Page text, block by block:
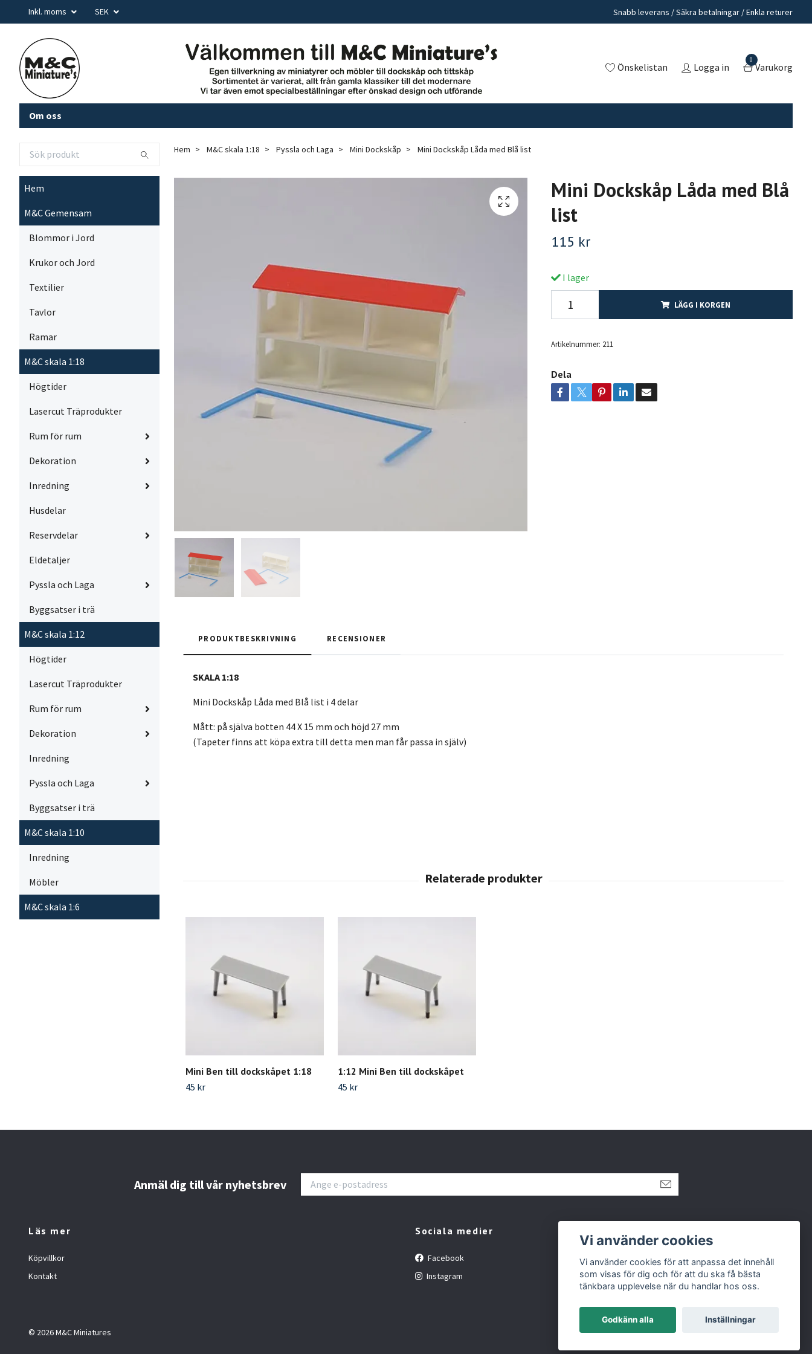
Inkl. moms SEK Snabb leverans / Säkra betalningar / Enkla returer
Önskelistan Logga in
0
Varukorg
Om oss
Hem
M&C Gemensam
Blommor i Jord
Krukor och Jord
Textilier
Tavlor
Ramar
M&C skala 1:18
Högtider
Lasercut Träprodukter
Rum för rum
Dekoration
Inredning
Husdelar
Reservdelar
Eldetaljer
Pyssla och Laga
Byggsatser i trä
M&C skala 1:12
Högtider
Lasercut Träprodukter
Rum för rum
Dekoration
Inredning
Pyssla och Laga
Byggsatser i trä
M&C skala 1:10
Inredning
Möbler
M&C skala 1:6
Hem M&C skala 1:18 Pyssla och Laga Mini Dockskåp Mini Dockskåp Låda med Blå list
Mini Dockskåp Låda med Blå
list
115 kr
I lager
LÄGG I KORGEN
Artikelnummer: 211
Dela
PRODUKTBESKRIVNING RECENSIONER
SKALA 1:18
Mini Dockskåp Låda med Blå list i 4 delar
Mått: på själva botten 44 X 15 mm och höjd 27 mm
(Tapeter finns att köpa extra till detta men man får passa in själv)
Mini Ben till dockskåpet 1:18
45 kr
1:12 Mini Ben till dockskåpet
45 kr
Anmäl dig till vår nyhetsbrev
Läs mer
Köpvillkor
Kontakt
Sociala medier
Facebook
Instagram
© 2026 M&C Miniatures
Vi använder cookies
Vi använder cookies för att anpassa det innehåll
som visas för dig och för att du ska få bästa
tänkbara upplevelse när du handlar hos oss.
Godkänn alla Inställningar